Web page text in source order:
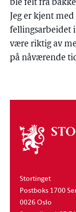
ble felt fra
Jeg er kjent
fellingsarbeidet
være riktig av
på nåværende
Om
stortinget
Stortinget
Postboks 1700
0026 Oslo